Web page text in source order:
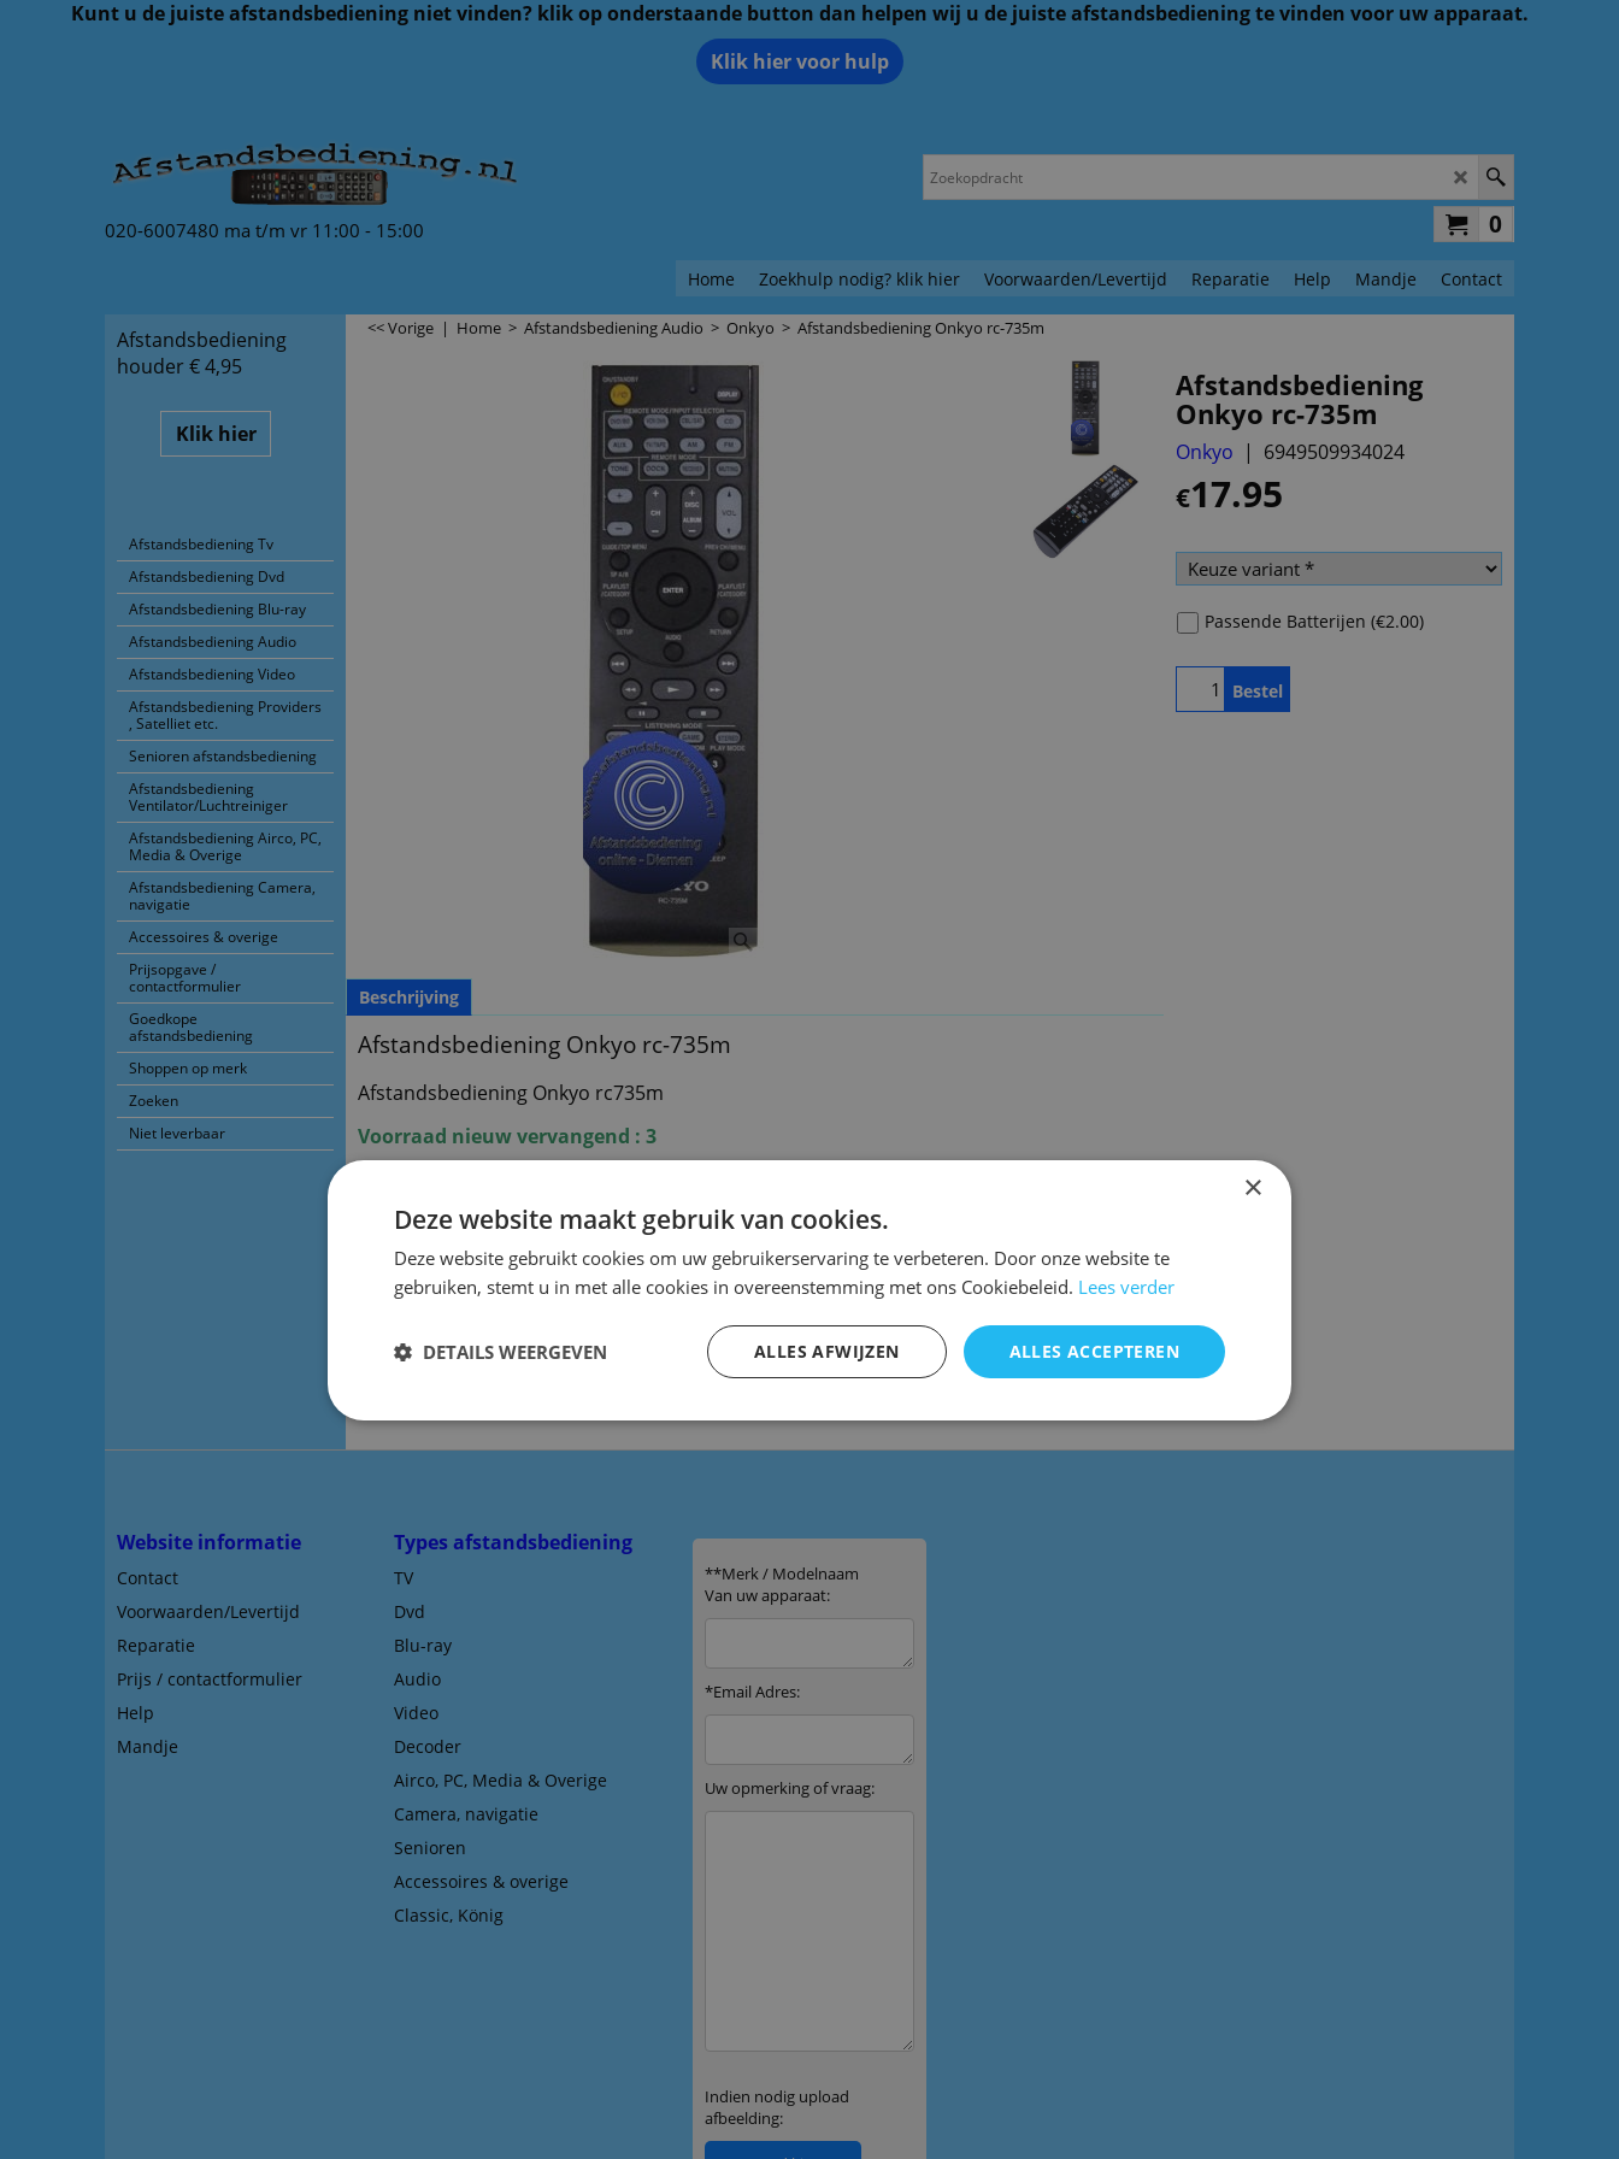
Kunt u de juiste afstandsbediening niet vinden? klik op onderstaande button dan helpen wij u de juiste afstandsbediening te vinden voor uw apparaat.
Klik hier voor hulp
020-6007480 ma t/m vr 11:00 - 15:00 0
Home Zoekhulp nodig? klik hier Voorwaarden/Levertijd Reparatie Help Mandje Contact
Afstandsbediening
houder € 4,95
Klik hier
Afstandsbediening Tv
Afstandsbediening Dvd
Afstandsbediening Blu-ray
Afstandsbediening Audio
Afstandsbediening Video
Afstandsbediening Providers
, Satelliet etc.
Senioren afstandsbediening
Afstandsbediening
Ventilator/Luchtreiniger
Afstandsbediening Airco, PC,
Media & Overige
Afstandsbediening Camera,
navigatie
Accessoires & overige
Prijsopgave /
contactformulier
Goedkope
afstandsbediening
Shoppen op merk
Zoeken
Niet leverbaar
<< Vorige | Home > Afstandsbediening Audio > Onkyo > Afstandsbediening Onkyo rc-735m
Afstandsbediening
Onkyo rc-735m
Onkyo 6949509934024
€17.95
Passende Batterijen (€2.00)
Bestel
Beschrijving
Afstandsbediening Onkyo rc-735m
Afstandsbediening Onkyo rc735m
Voorraad nieuw vervangend : 3
dit model gemaakt en werkt ook alleen op dit merk en model. ( zie foto 2 )
De vervangende afstandsbediening is niet programmeerbaar voor andere
apparaten/merken.
U hoeft de afstandsbediening NIET te programmeren!
Het werkt direct
Website informatie
Contact
Voorwaarden/Levertijd
Reparatie
Prijs / contactformulier
Help
Mandje
Types afstandsbediening
TV
Dvd
Blu-ray
Audio
Video
Decoder
Airco, PC, Media & Overige
Camera, navigatie
Senioren
Accessoires & overige
Classic, König
×
Deze website maakt gebruik van cookies.
Deze website gebruikt cookies om uw gebruikerservaring te verbeteren. Door onze website te
gebruiken, stemt u in met alle cookies in overeenstemming met ons Cookiebeleid. Lees verder
ALLES ACCEPTEREN
ALLES AFWIJZEN
DETAILS WEERGEVEN